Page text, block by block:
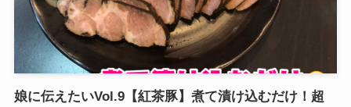
娘に伝えたいVol.9【紅茶豚】煮て漬け込むだけ！超